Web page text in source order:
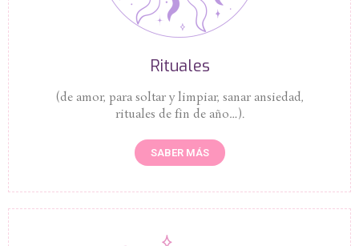
Rituales
(de amor, para soltar y limpiar, sanar ansiedad,
rituales de fin de año…).
SABER MÁS